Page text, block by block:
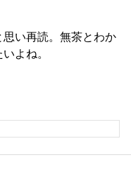
い再読。無茶とわか
よね。